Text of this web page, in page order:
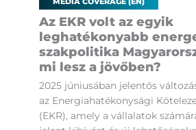
Az EKR volt az egyik
leghatékonyabb
szakpolitika
mi lesz a jövőben?
2025 júniusában jelentős
az Energiahatékonysági
(EKR), amely a vállalatok